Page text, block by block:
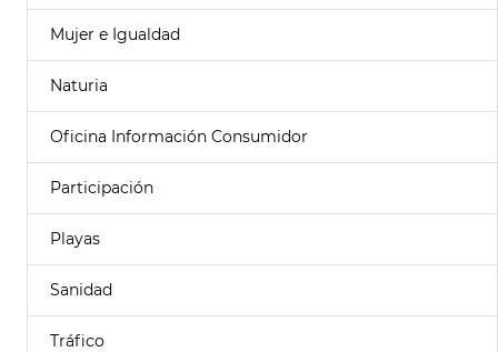
Mujer e Igualdad
Naturia
Oficina Información Consumidor
Participación
Playas
Sanidad
Tráfico